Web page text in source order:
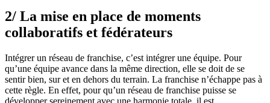
2/ La mise en place de moments
collaboratifs et fédérateurs
Intégrer un réseau de franchise, c’est intégrer une équipe. Pour
qu’une équipe avance dans la même direction, elle se doit de se
sentir bien, sur et en dehors du terrain. La franchise n’échappe pas à
cette règle. En effet, pour qu’un réseau de franchise puisse se
développer sereinement avec une harmonie totale, il est